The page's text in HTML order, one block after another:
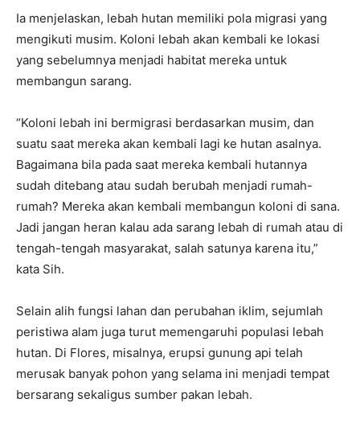
Ia menjelaskan, lebah hutan memiliki pola migrasi yang
mengikuti musim. Koloni lebah akan kembali ke lokasi
yang sebelumnya menjadi habitat mereka untuk
membangun sarang.
“Koloni lebah ini bermigrasi berdasarkan musim, dan
suatu saat mereka akan kembali lagi ke hutan asalnya.
Bagaimana bila pada saat mereka kembali hutannya
sudah ditebang atau sudah berubah menjadi rumah-
rumah? Mereka akan kembali membangun koloni di sana.
Jadi jangan heran kalau ada sarang lebah di rumah atau di
tengah-tengah masyarakat, salah satunya karena itu,”
kata Sih.
Selain alih fungsi lahan dan perubahan iklim, sejumlah
peristiwa alam juga turut memengaruhi populasi lebah
hutan. Di Flores, misalnya, erupsi gunung api telah
merusak banyak pohon yang selama ini menjadi tempat
bersarang sekaligus sumber pakan lebah.